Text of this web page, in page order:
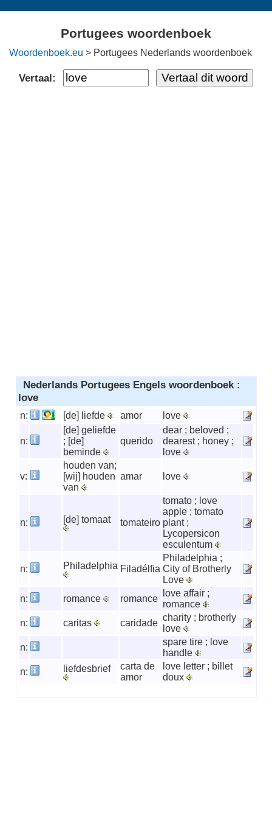
Portugees woordenboek
Woordenboek.eu > Portugees Nederlands woordenboek
Vertaal:
Nederlands Portugees Engels woordenboek :
love
n: [de] liefde amor love
n:
[de] geliefde
; [de]
beminde
querido
dear ; beloved ;
dearest ; honey ;
love
v:
houden van;
[wij] houden
van
amar love
n: [de] tomaat tomateiro
tomato ; love
apple ; tomato
plant ;
Lycopersicon
esculentum
n: Philadelphia Filadélfia
Philadelphia ;
City of Brotherly
Love
n:
romance romance
love affair ;
romance
n:
caritas caridade
charity ; brotherly
love
n:
spare tire ; love
handle
n:
liefdesbrief
carta de
amor
love letter ; billet
doux